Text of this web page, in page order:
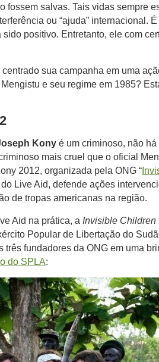
fossem salvas. Tais vidas sempre
ou “ajuda” internacional.
positivo. Entretanto, ele com
sua campanha em uma
e seu regime em 1985?
Kony é um criminoso, não
mais cruel que o oficial
2012, organizada pela ONG “
do Live Aid, defende ações
de tropas americanas na região.
Aid na prática, a Invisible Children
Popular de Libertação do
três fundadores da ONG em uma
do SPLA: